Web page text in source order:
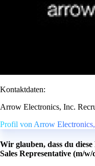
Kontaktdaten:
Arrow Electronics, Inc.
Profil von Arrow
Wir glauben, dass du
Sales Representative (m/